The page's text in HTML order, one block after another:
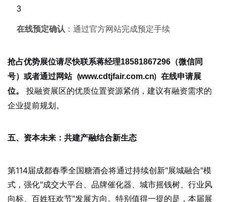
在线预定确认 ：通过官方网站完成预定手续
抢占优势展位请尽快联系蒋经理18581867296（微信同
号）或者通过网站（www.cdtjfair.com.cn）在线申请展
位。
投融资展区的优质位置资源紧俏，建议有融资需求的
企业提前规划。
五、资本未来：共建产融结合新生态
第114届成都春季全国糖酒会将通过持续创新"展城融合"模
式，强化"成交大平台、品牌催化器、城市摇钱树、行业风
向标、百姓狂欢节"发展方向。特别值得一提的是，本届展